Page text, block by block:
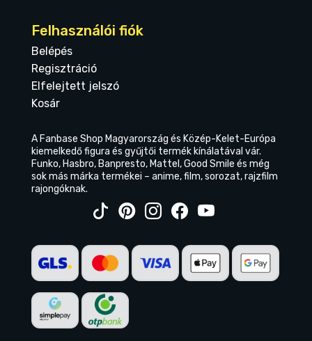
Felhasználói fiók
Belépés
Regisztráció
Elfelejtett jelszó
Kosár
A Fanbase Shop Magyarország és Közép-Kelet-Európa
kiemelkedő figura és gyűjtői termék kínálatával vár.
Funko, Hasbro, Banpresto, Mattel, Good Smile és még
sok más márka termékei – anime, film, sorozat, rajzfilm
rajongóknak.